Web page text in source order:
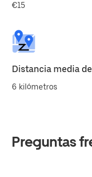
€15
Distancia media
6 kilómetros
Preguntas